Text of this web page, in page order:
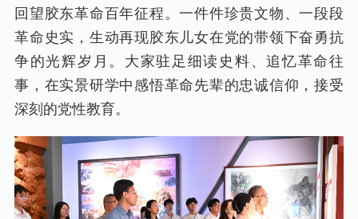
回望胶东革命百年征程。一件件珍贵文物、一段段
革命史实，生动再现胶东儿女在党的带领下奋勇抗
争的光辉岁月。大家驻足细读史料、追忆革命往
事，在实景研学中感悟革命先辈的忠诚信仰，接受
深刻的党性教育。